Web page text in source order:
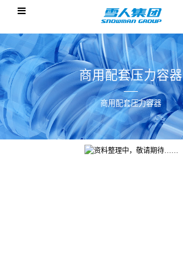
商用配套压力容器
商用配套压力容器